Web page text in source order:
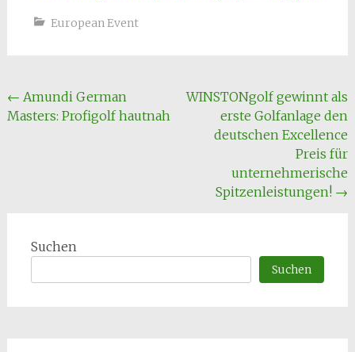
European Event
Beitragsnavigation
← Amundi German
Masters: Profigolf hautnah
WINSTONgolf gewinnt als
erste Golfanlage den
deutschen Excellence
Preis für
unternehmerische
Spitzenleistungen! →
Suchen
Suchen